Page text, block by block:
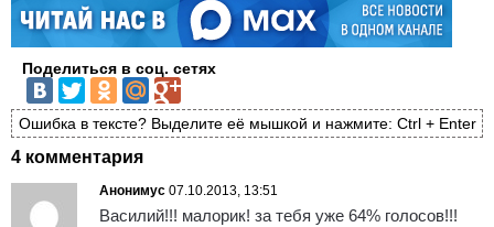
Поделиться в соц. сетях
Ошибка в тексте? Выделите её мышкой и нажмите: Ctrl + Enter
4 комментария
Анонимус 07.10.2013, 13:51
Василий!!! малорик! за тебя уже 64% голосов!!!